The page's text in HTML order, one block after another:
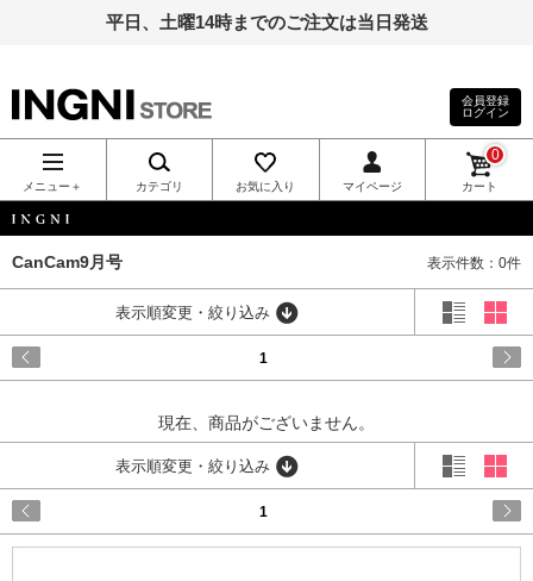
平日、土曜14時までのご注文は当日発送
INGNI（イン
グ）公式通
販｜INGNI
STORE
会員登録
ログイン
メニュー＋ カテゴリ お気に入り マイページ カート
0
CanCam9月号 表示件数：0件
表示順変更・絞り込み
1
現在、商品がございません。
表示順変更・絞り込み
1